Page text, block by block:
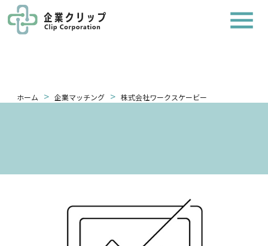
ホーム > 企業マッチング > 株式会社ワークスケービー